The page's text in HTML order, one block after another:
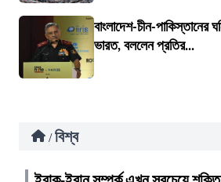
বাংলাদেশ-চীন-পাকিস্তানের
ভারত, বললেন প্রতির...
/ বিশ্ব